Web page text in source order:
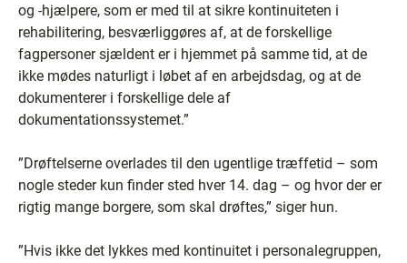
og -hjælpere, som er med til at sikre kontinuiteten i
rehabilitering, besværliggøres af, at de forskellige
fagpersoner sjældent er i hjemmet på samme tid, at de
ikke mødes naturligt i løbet af en arbejdsdag, og at de
dokumenterer i forskellige dele af
dokumentationssystemet.”
”Drøftelserne overlades til den ugentlige træffetid – som
nogle steder kun finder sted hver 14. dag – og hvor der er
rigtig mange borgere, som skal drøftes,” siger hun.
”Hvis ikke det lykkes med kontinuitet i personalegruppen,